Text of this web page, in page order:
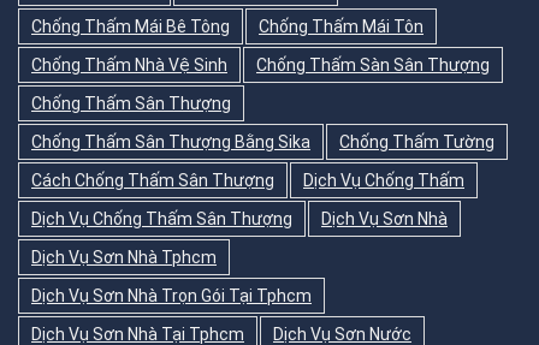
Chống Thấm Mái Bê Tông
Chống Thấm Mái Tôn
Chống Thấm Nhà Vệ Sinh
Chống Thấm Sàn Sân Thượng
Chống Thấm Sân Thượng
Chống Thấm Sân Thượng Bằng Sika
Chống Thấm Tường
Cách Chống Thấm Sân Thượng
Dịch Vụ Chống Thấm
Dịch Vụ Chống Thấm Sân Thượng
Dịch Vụ Sơn Nhà
Dịch Vụ Sơn Nhà Tphcm
Dịch Vụ Sơn Nhà Trọn Gói Tại Tphcm
Dịch Vụ Sơn Nhà Tại Tphcm
Dịch Vụ Sơn Nước